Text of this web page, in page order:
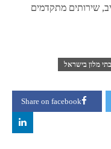
שירותים מתקדמים
מלון בישראל
Share on facebook